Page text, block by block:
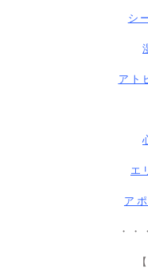
シ
アト
エ
ア
・・
【